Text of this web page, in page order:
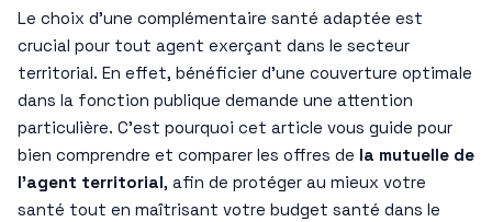
Le choix d’une complémentaire santé adaptée est
crucial pour tout agent exerçant dans le secteur
territorial. En effet, bénéficier d’une couverture optimale
dans la fonction publique demande une attention
particulière. C’est pourquoi cet article vous guide pour
bien comprendre et comparer les offres de la mutuelle de
l’agent territorial, afin de protéger au mieux votre
santé tout en maîtrisant votre budget santé dans le